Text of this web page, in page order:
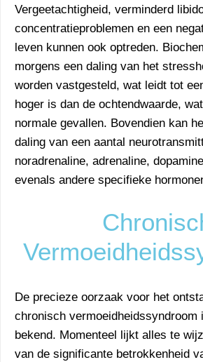
Vergeetachtigheid, verminderd
concentratieproblemen en een
leven kunnen ook optreden.
morgens een daling van het
worden vastgesteld, wat leidt tot
hoger is dan de ochtendwaarde,
normale gevallen. Bovendien kan
daling van een aantal
noradrenaline, adrenaline,
evenals andere specifieke
De precieze oorzaak voor het
chronisch vermoeidheidssyndroom
bekend. Momenteel lijkt alles te
van de significante betrokkenheid